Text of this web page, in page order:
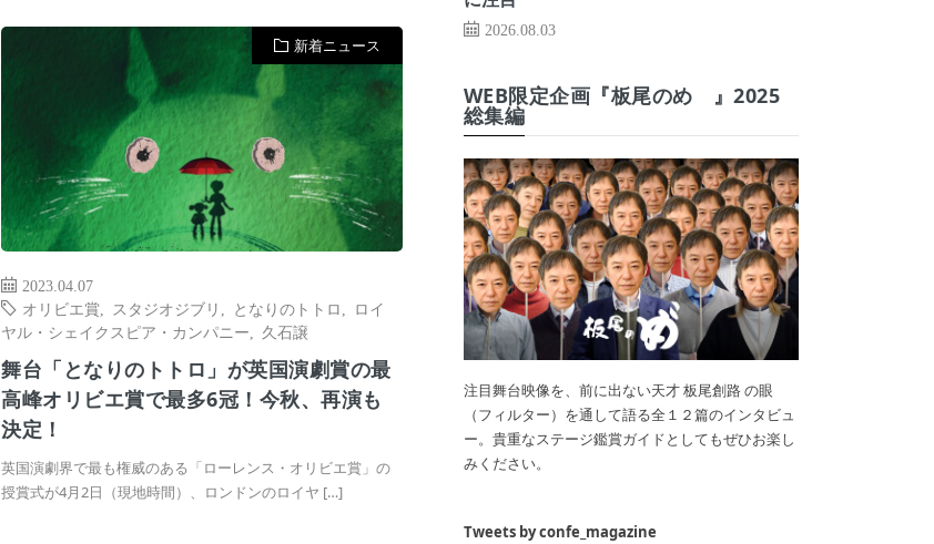
新着ニュース
2023.04.07
オリビエ賞
スタジオジブリ となりのトトロ
ロイ
ヤル・シェイクスピア・カンパニー
久石譲
舞台「となりのトトロ」が英国演劇賞の最
高峰オリビエ賞で最多6冠！今秋、再演も
決定！
英国演劇界で最も権威のある「ローレンス・オリビエ賞」の
授賞式が4月2日（現地時間）、ロンドンのロイヤ […]
2026.08.03
WEB限定企画『板尾のめ゙』2025
総集編
注目舞台映像を、前に出ない天才 板尾創路 の眼
（フィルター）を通して語る全１２篇のインタビュ
ー。貴重なステージ鑑賞ガイドとしてもぜひお楽し
みください。
Tweets by confe_magazine